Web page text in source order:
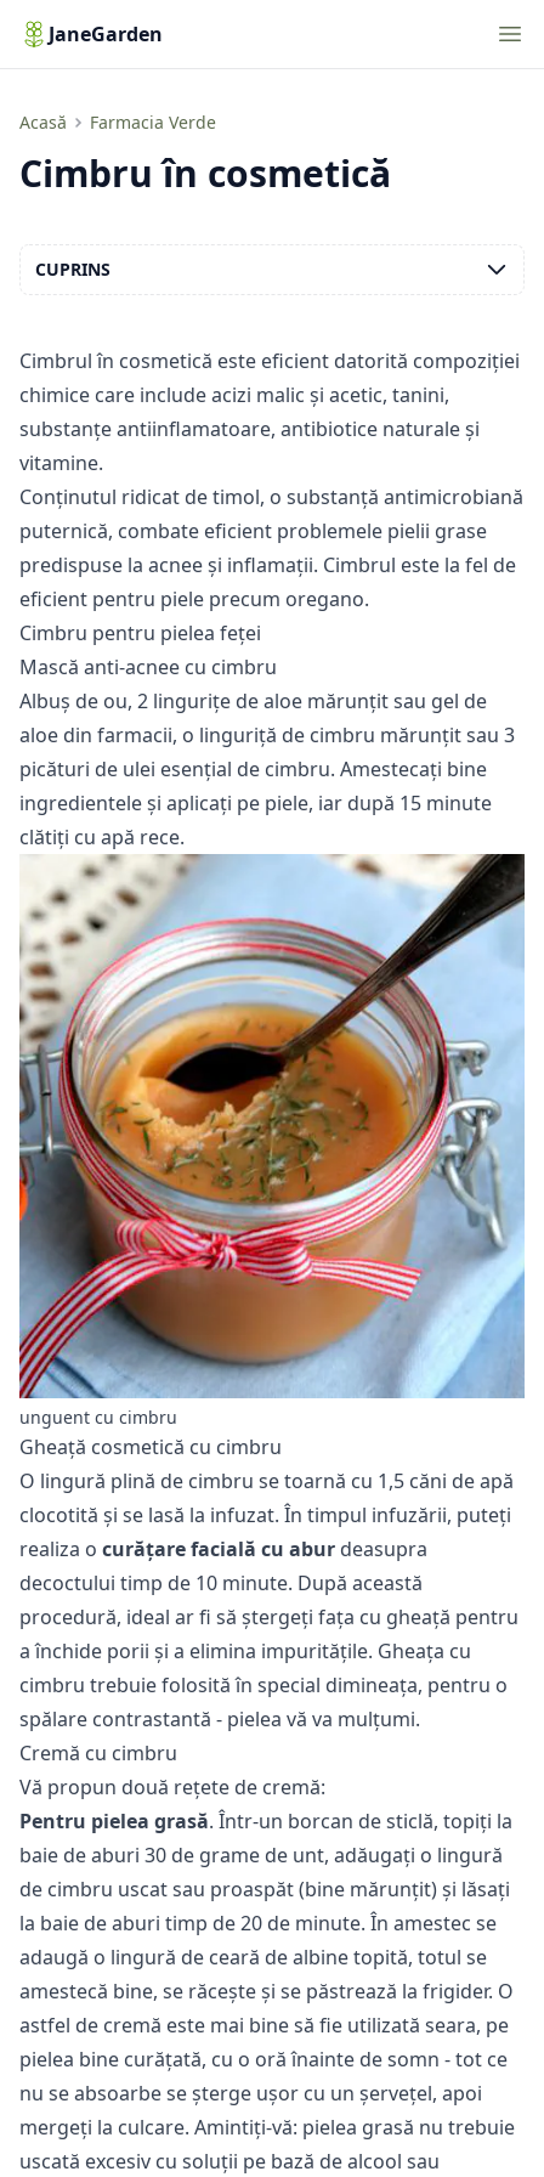
JaneGarden
Acasă Farmacia Verde
Cimbru în cosmetică
Cimbru în cosmetică
Cimbrul în cosmetică este eficient datorită compoziției
chimice care include acizi malic și acetic, tanini,
substanțe antiinflamatoare, antibiotice naturale și
vitamine.
Conținutul ridicat de timol, o substanță antimicrobiană
puternică, combate eficient problemele pielii grase
predispuse la acnee și inflamații. Cimbrul este la fel de
eficient pentru piele precum oregano.
Cimbru pentru pielea feței
Mască anti-acnee cu cimbru
Albuș de ou, 2 lingurițe de aloe mărunțit sau gel de
aloe din farmacii, o linguriță de cimbru mărunțit sau 3
picături de ulei esențial de cimbru. Amestecați bine
ingredientele și aplicați pe piele, iar după 15 minute
clătiți cu apă rece.
unguent cu cimbru
Gheață cosmetică cu cimbru
O lingură plină de cimbru se toarnă cu 1,5 căni de apă
clocotită și se lasă la infuzat. În timpul infuzării, puteți
realiza o curățare facială cu abur deasupra
decoctului timp de 10 minute. După această
procedură, ideal ar fi să ștergeți fața cu gheață pentru
a închide porii și a elimina impuritățile. Gheața cu
cimbru trebuie folosită în special dimineața, pentru o
spălare contrastantă - pielea vă va mulțumi.
Cremă cu cimbru
Vă propun două rețete de cremă:
Pentru pielea grasă. Într-un borcan de sticlă, topiți la
baie de aburi 30 de grame de unt, adăugați o lingură
de cimbru uscat sau proaspăt (bine mărunțit) și lăsați
la baie de aburi timp de 20 de minute. În amestec se
adaugă o lingură de ceară de albine topită, totul se
amestecă bine, se răcește și se păstrează la frigider. O
astfel de cremă este mai bine să fie utilizată seara, pe
pielea bine curățată, cu o oră înainte de somn - tot ce
nu se absoarbe se șterge ușor cu un șervețel, apoi
mergeți la culcare. Amintiți-vă: pielea grasă nu trebuie
uscată excesiv cu soluții pe bază de alcool sau
CUPRINS